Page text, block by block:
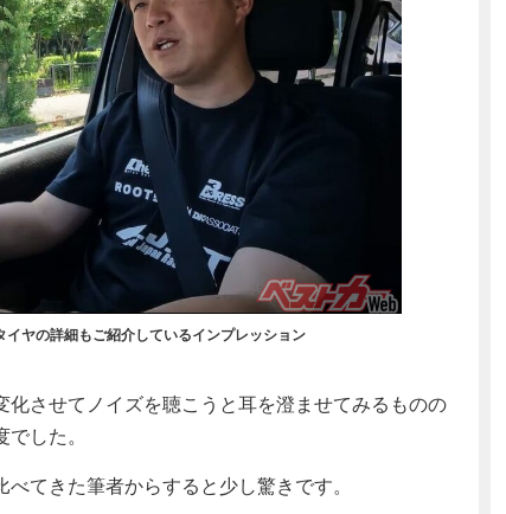
イヤの詳細もご紹介しているインプレッション
させてノイズを聴こうと耳を澄ませてみるものの
した。
てきた筆者からすると少し驚きです。